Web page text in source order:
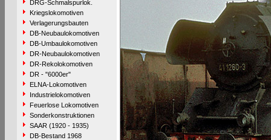
DRG-Schmalspurlok.
Kriegslokomotiven
Verlagerungsbauten
DB-Neubaulokomotiven
DB-Umbaulokomotiven
DR-Neubaulokomotiven
DR-Rekolokomotiven
DR - "6000er"
ELNA-Lokomotiven
Industrielokomotiven
Feuerlose Lokomotiven
Sonderkonstruktionen
SAAR (1920 - 1935)
DB-Bestand 1968